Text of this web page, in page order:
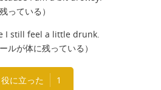
っている）
I still feel a little drunk.
ルが体に残っている）
役に立った 1